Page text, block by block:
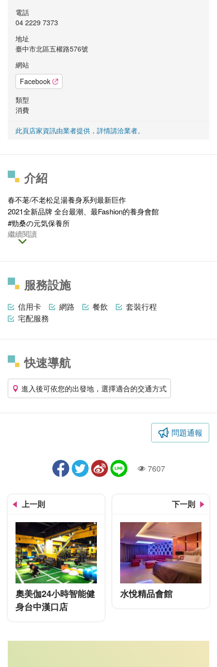
電話
04 2229 7373
地址
臺中市北區五權路576號
網站
Facebook
類型
消費
此頁店家資訊由業者提供，詳情請洽業者。
介紹
春不荖/不老松足湯養身系列最新巨作
2021全新品牌 全台最潮、最Fashion的養身會館
#勁桑の元気保養所
繼續閱讀
服務設施
信用卡 網路 餐飲
套裝行程
宅配服務
快速導航
進入後可依您的出發地，選擇適合的交通方式
問題通報
人氣7607
上一則
奧美伽24小時智能健
身台中漢口店
下一則
水悅精品會館